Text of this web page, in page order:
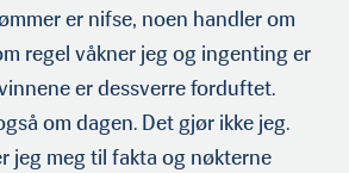
er nifse, noen handler om
regel våkner jeg og ingenting er
er dessverre forduftet.
om dagen. Det gjør ikke jeg.
jeg meg til fakta og nøkterne